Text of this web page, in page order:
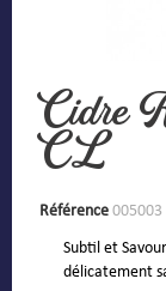
Cidre
CL
Référence 005003
Subtil et
délicatement